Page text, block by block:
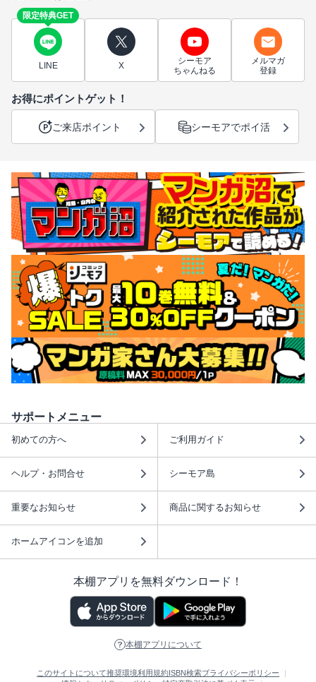
限定特典GET
LINE X
シーモア
ちゃんねる
メルマガ
登録
お得にポイントゲット！
ご来店ポイント シーモアでポイ活
サポートメニュー
初めての方へ ご利用ガイド
ヘルプ・お問合せ シーモア島
重要なお知らせ 商品に関するお知らせ
ホームアイコンを追加
本棚アプリを無料ダウンロード！
本棚アプリについて
このサイトについて推奨環境利用規約 ISBN検索プライバシーポリシー